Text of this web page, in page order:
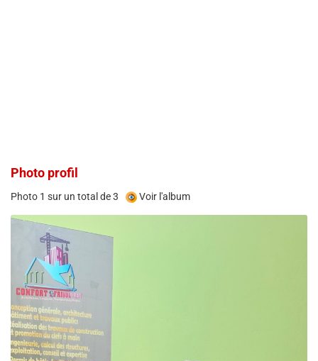
Photo profil
Photo 1 sur un total de 3 Voir l'album